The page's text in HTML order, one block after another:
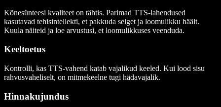
Kõnesünteesi kvaliteet on tähtis. Parimad TTS-lahendused
kasutavad tehisintellekti, et pakkuda selget ja loomulikku häält.
Kuula näiteid ja loe arvustusi, et loomulikkuses veenduda.
Keeltoetus
Kontrolli, kas TTS-vahend katab vajalikud keeled. Kui lood sisu
rahvusvaheliselt, on mitmekeelne tugi hädavajalik.
Hinnakujundus